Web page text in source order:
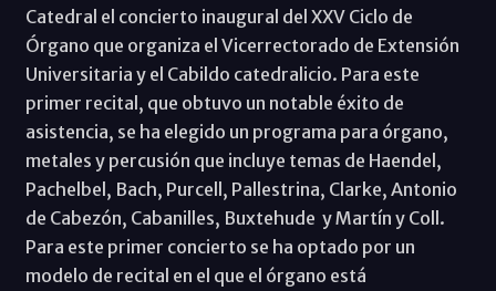
Catedral el concierto inaugural del XXV Ciclo de
Órgano que organiza el Vicerrectorado de Extensión
Universitaria y el Cabildo catedralicio. Para este
primer recital, que obtuvo un notable éxito de
asistencia, se ha elegido un programa para órgano,
metales y percusión que incluye temas de Haendel,
Pachelbel, Bach, Purcell, Pallestrina, Clarke, Antonio
de Cabezón, Cabanilles, Buxtehude y Martín y Coll.
Para este primer concierto se ha optado por un
modelo de recital en el que el órgano está